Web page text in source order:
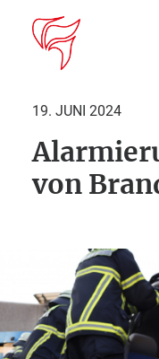
19. JUNI 2024
von